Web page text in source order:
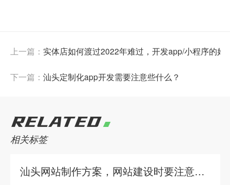
上一篇： 实体店如何渡过2022年难过，开发app/小程序的好
下一篇： 汕头定制化app开发需要注意些什么？
RELATED
相关标签
汕头网站制作方案，网站建设时要注意有哪些问题？